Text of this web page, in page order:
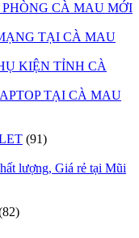
CÀ MAU MỚI
TẠI CÀ MAU
KIỆN TỈNH CÀ
TẠI CÀ MAU
(91)
lượng, Giá rẻ tại Mũi